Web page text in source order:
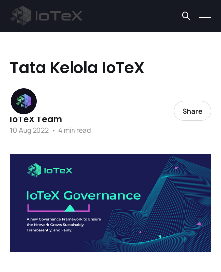
Tata Kelola IoTeX
IoTeX Team
10 Aug 2022 • 4 min read
Share